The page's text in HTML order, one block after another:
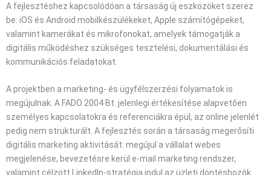
A fejlesztéshez kapcsolódóan a társaság új eszközöket szerez
be: iOS és Android mobilkészülékeket, Apple számítógépeket,
valamint kamerákat és mikrofonokat, amelyek támogatják a
digitális működéshez szükséges tesztelési, dokumentálási és
kommunikációs feladatokat.
A projektben a marketing- és ügyfélszerzési folyamatok is
megújulnak. A FADO 2004 Bt. jelenlegi értékesítése alapvetően
személyes kapcsolatokra és referenciákra épül, az online jelenlét
pedig nem strukturált. A fejlesztés során a társaság megerősíti
digitális marketing aktivitását: megújul a vállalat webes
megjelenése, bevezetésre kerül e-mail marketing rendszer,
valamint célzott LinkedIn-stratégia indul az üzleti döntéshozók